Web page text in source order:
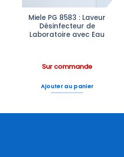
Miele PG 8583 : Laveur
Désinfecteur de
Laboratoire avec Eau
Sur commande
Ajouter au panier